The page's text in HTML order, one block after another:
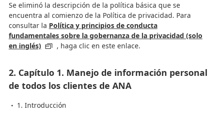
Se eliminó la descripción de la política básica que se
encuentra al comienzo de la Política de privacidad. Para
consultar la Política y principios de conducta
fundamentales sobre la gobernanza de la privacidad (solo
en inglés)
, haga clic en este enlace.
2. Capítulo 1. Manejo de información personal
de todos los clientes de ANA
1. Introducción